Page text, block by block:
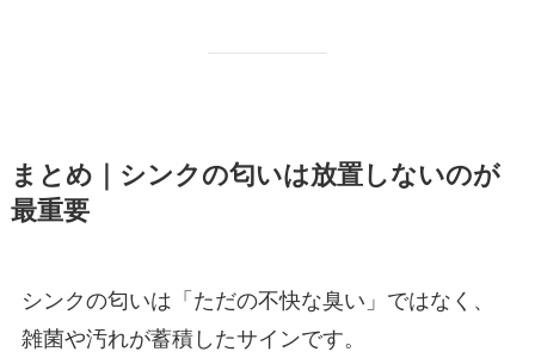
まとめ｜シンクの匂いは放置しないのが
最重要
シンクの匂いは「ただの不快な臭い」ではなく、
雑菌や汚れが蓄積したサインです。